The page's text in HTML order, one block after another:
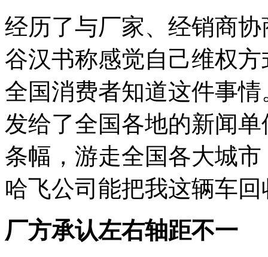
经历了与厂家、经销商
谷汉书称感觉自己维权
全国消费者知道这件事
发给了全国各地的新闻
条幅，游走全国各大城
哈飞公司能把我这辆车
厂方承认左右轴距不一